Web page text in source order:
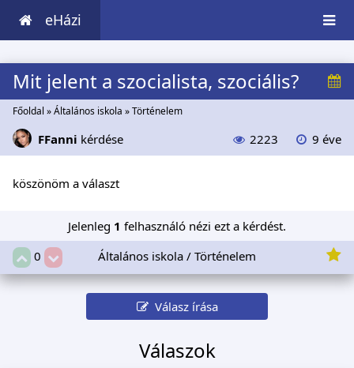
eHázi
Mit jelent a szocialista, szociális?
Főoldal »Általános iskola »Történelem
FFanni kérdése 2223 9 éve
köszönöm a választ
Jelenleg 1 felhasználó nézi ezt a kérdést.
0
Általános iskola / Történelem
Válasz írása
Válaszok